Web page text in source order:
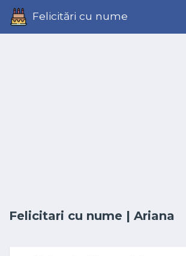
Felicitări cu nume
Felicitari cu nume | Ariana